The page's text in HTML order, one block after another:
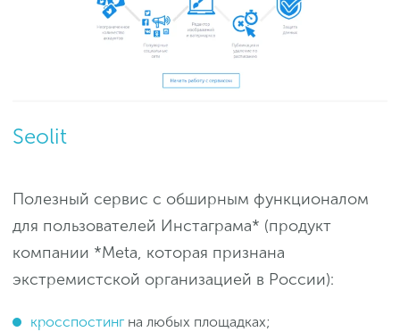
Seolit
Полезный сервис с обширным функционалом
для пользователей Инстаграма* (продукт
компании *Meta, которая признана
экстремистской организацией в России):
кросспостинг на любых площадках;